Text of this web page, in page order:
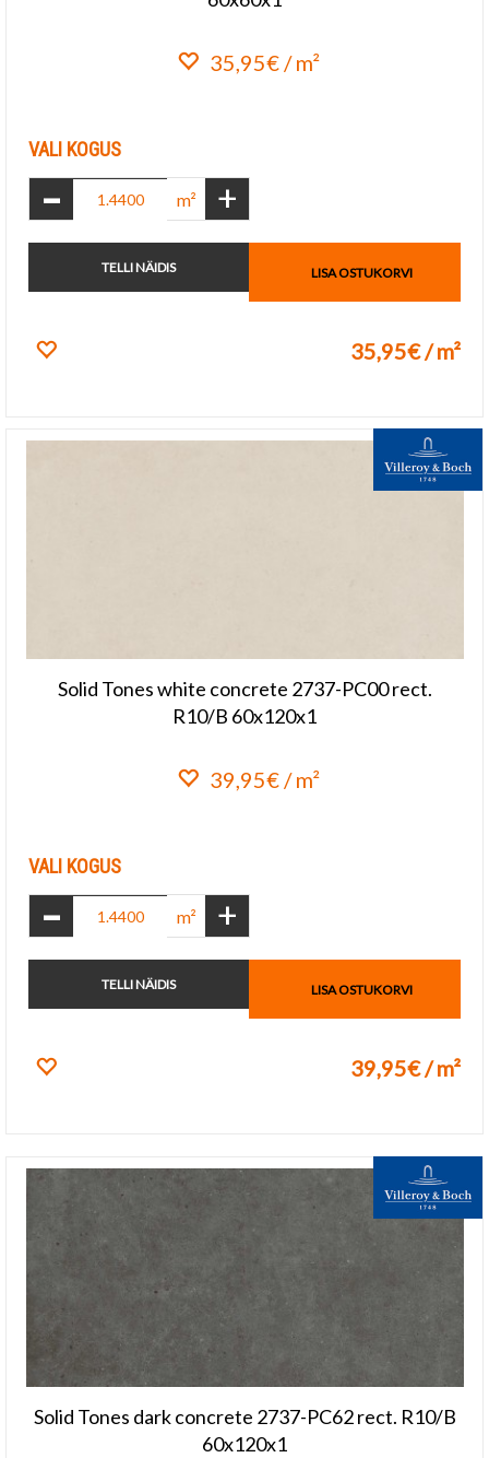
35,95€ / m²
VALI KOGUS
- m² +
TELLI NÄIDIS LISA OSTUKORVI
35,95€ / m²
Solid Tones white concrete 2737-PC00 rect.
R10/B 60x120x1
39,95€ / m²
VALI KOGUS
- m² +
TELLI NÄIDIS LISA OSTUKORVI
39,95€ / m²
Solid Tones dark concrete 2737-PC62 rect. R10/B
60x120x1